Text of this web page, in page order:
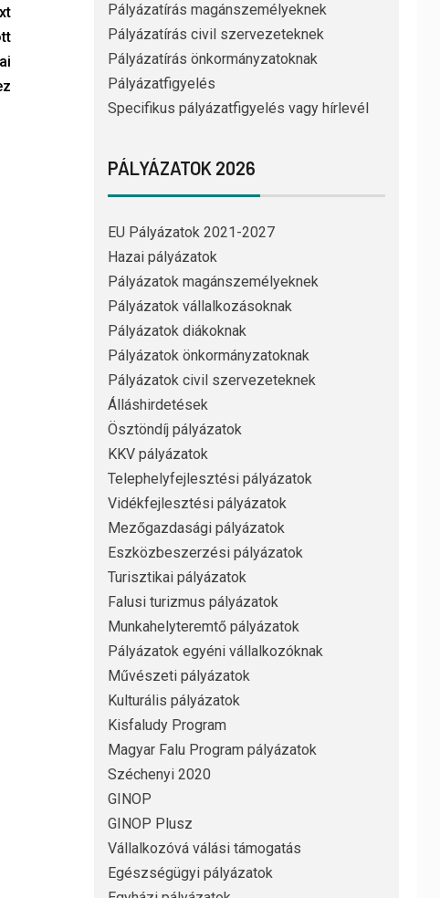
Pályázatírás magánszemélyeknek
Pályázatírás civil szervezeteknek
Pályázatírás önkormányzatoknak
Pályázatfigyelés
Specifikus pályázatfigyelés vagy hírlevél
PÁLYÁZATOK 2026
EU Pályázatok 2021-2027
Hazai pályázatok
Pályázatok magánszemélyeknek
Pályázatok vállalkozásoknak
Pályázatok diákoknak
Pályázatok önkormányzatoknak
Pályázatok civil szervezeteknek
Álláshirdetések
Ösztöndíj pályázatok
KKV pályázatok
Telephelyfejlesztési pályázatok
Vidékfejlesztési pályázatok
Mezőgazdasági pályázatok
Eszközbeszerzési pályázatok
Turisztikai pályázatok
Falusi turizmus pályázatok
Munkahelyteremtő pályázatok
Pályázatok egyéni vállalkozóknak
Művészeti pályázatok
Kulturális pályázatok
Kisfaludy Program
Magyar Falu Program pályázatok
Széchenyi 2020
GINOP
GINOP Plusz
Vállalkozóvá válási támogatás
Egészségügyi pályázatok